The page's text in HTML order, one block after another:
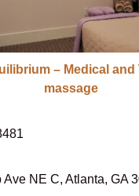
– Medical
massage
NE C, Atlanta, GA